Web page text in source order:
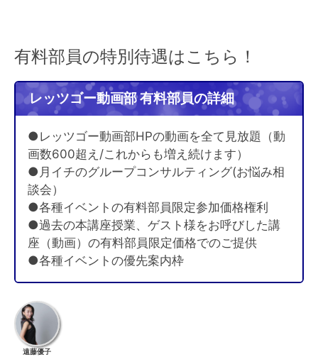
有料部員の特別待遇はこちら！
レッツゴー動画部 有料部員の詳細
●レッツゴー動画部HPの動画を全て見放題（動
画数600超え/これからも増え続けます）
●月イチのグループコンサルティング(お悩み相
談会）
●各種イベントの有料部員限定参加価格権利
●過去の本講座授業、ゲスト様をお呼びした講
座（動画）の有料部員限定価格でのご提供
●各種イベントの優先案内枠
遠藤優子